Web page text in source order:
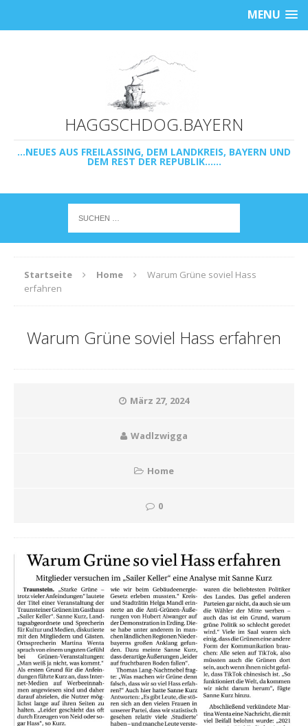
MENU
HAGGSCHDOG.BAYERN
...NEUES AUS FREILASSING, DEM LANDKREIS, BAYERN UND
DEM REST DER REPUBLIK......
Startseite Home
Warum Grüne soviel Hass
erfahren
Warum Grüne soviel Hass erfahren
März 27, 2024
Wadlzwigga
Home
0